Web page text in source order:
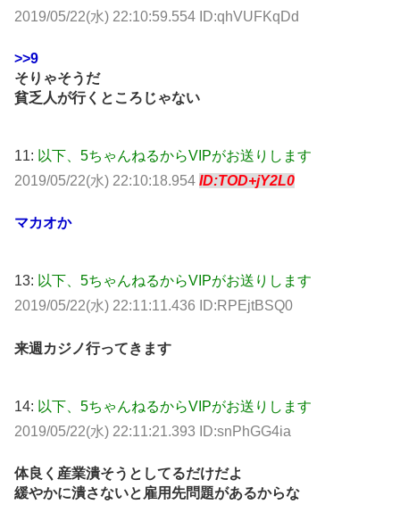
2019/05/22(水) 22:10:59.554 ID:qhVUFKqDd
>>9
そりゃそうだ
貧乏人が行くところじゃない
11: 以下、5ちゃんねるからVIPがお送りします
2019/05/22(水) 22:10:18.954 ID:TOD+jY2L0
マカオか
13: 以下、5ちゃんねるからVIPがお送りします
2019/05/22(水) 22:11:11.436 ID:RPEjtBSQ0
来週カジノ行ってきます
14: 以下、5ちゃんねるからVIPがお送りします
2019/05/22(水) 22:11:21.393 ID:snPhGG4ia
体良く産業潰そうとしてるだけだよ
緩やかに潰さないと雇用先問題があるからな